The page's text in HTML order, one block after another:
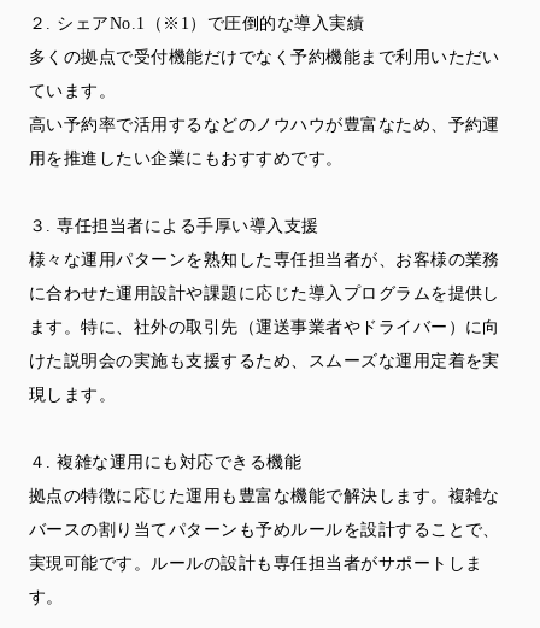
２. シェアNo.1（※1）で圧倒的な導入実績
多くの拠点で受付機能だけでなく予約機能まで利用いただい
ています。
高い予約率で活用するなどのノウハウが豊富なため、予約運
用を推進したい企業にもおすすめです。
３. 専任担当者による手厚い導入支援
様々な運用パターンを熟知した専任担当者が、お客様の業務
に合わせた運用設計や課題に応じた導入プログラムを提供し
ます。特に、社外の取引先（運送事業者やドライバー）に向
けた説明会の実施も支援するため、スムーズな運用定着を実
現します。
４. 複雑な運用にも対応できる機能
拠点の特徴に応じた運用も豊富な機能で解決します。複雑な
バースの割り当てパターンも予めルールを設計することで、
実現可能です。ルールの設計も専任担当者がサポートしま
す。